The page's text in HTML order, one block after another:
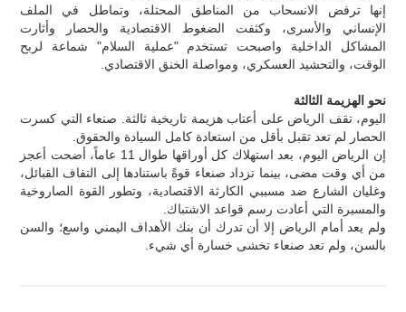
إنها ترفض الانسحاب من المناطق المحتلة، وتماطل في الملف
الإنساني والأسرى، وكثفت الضغوط الاقتصادية والحصار وأثارت
المشاكل الداخلية واصبحت تستخدم "عملية السلام" شماعة لربح
الوقت، والتحشيد العسكري، ومواصلة الخنق الاقتصادي.
نحو الهزيمة الثالثة
اليوم، تقف الرياض على أعتاب هزيمة تاريخية ثالثة. صنعاء التي كسرت
الحصار لم تعد تقبل بأقل من استعادة كامل السيادة والحقوق.
إن الرياض اليوم، بعد استهلاك كل أوراقها طوال 11 عاماً، أضحت أعجز
من أي وقت مضى، بينما تزداد صنعاء قوةً باستنادها إلى التفاف القبائل،
وغليان الشارع ضد مسببي الكارثة الاقتصادية، وتطور القوة الصاروخية
والمسيرة التي أعادت رسم قواعد الاشتباك.
ولم يعد أمام الرياض إلا أن تدرك أن بنك الأهداف اليمني واسع؛ والسن
بالسن، ولم تعد صنعاء تخشى خسارة أي شيء.